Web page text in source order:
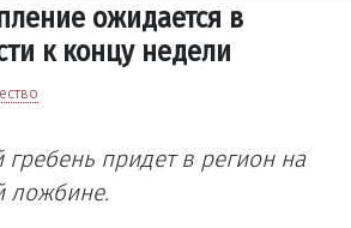
ожидается в
к концу недели
гребень придет в регион на
ложбине.